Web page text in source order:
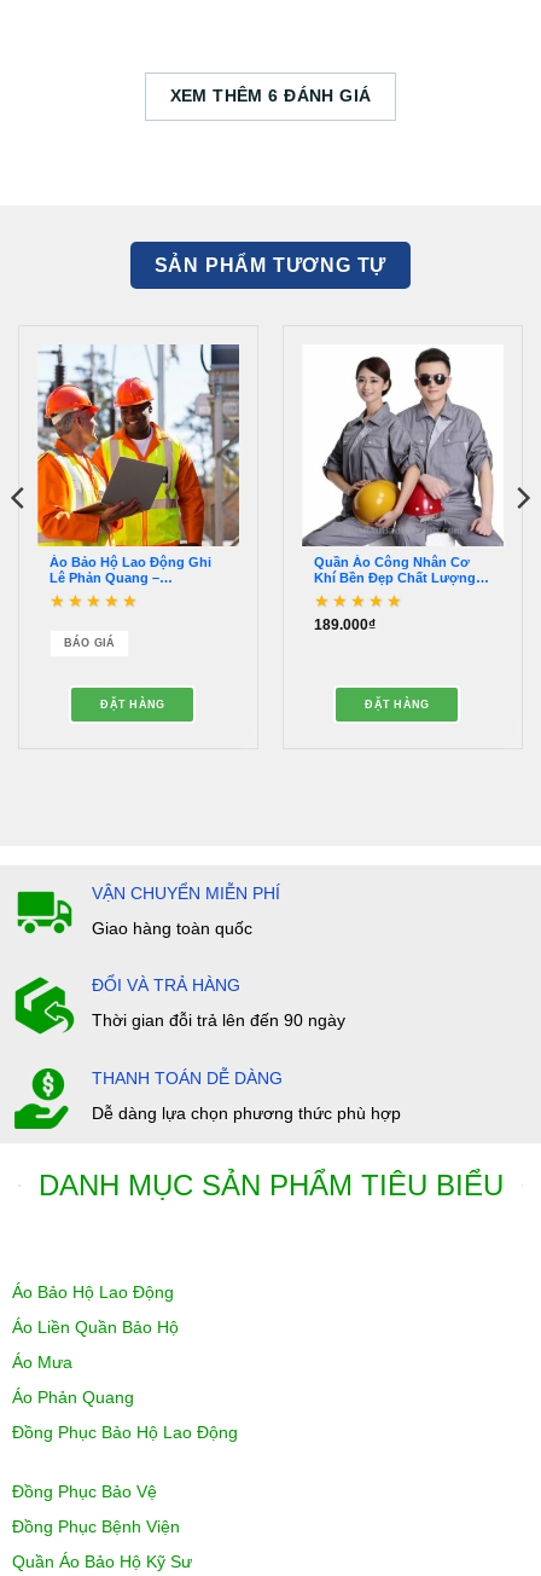
XEM THÊM 6 ĐÁNH GIÁ
SẢN PHẨM TƯƠNG TỰ
Áo Bảo Hộ Lao Động Ghi
Lê Phản Quang –
QAPQ00044
4.895 sao
BÁO GIÁ
ĐẶT HÀNG
Quần Áo Công Nhân Cơ
Khí Bền Đẹp Chất Lượng –
QDBH00013
Được xếp hạng
189.000₫
ĐẶT HÀNG
VẬN CHUYỂN MIỄN PHÍ
Giao hàng toàn quốc
ĐỔI VÀ TRẢ HÀNG
Thời gian đỗi trả lên đến 90 ngày
THANH TOÁN DỄ DÀNG
Dễ dàng lựa chọn phương thức phù hợp
DANH MỤC SẢN PHẨM TIÊU BIỂU
Áo Bảo Hộ Lao Động
Áo Liền Quần Bảo Hộ
Áo Mưa
Áo Phản Quang
Đồng Phục Bảo Hộ Lao Động
Đồng Phục Bảo Vệ
Đồng Phục Bệnh Viện
Quần Áo Bảo Hộ Kỹ Sư